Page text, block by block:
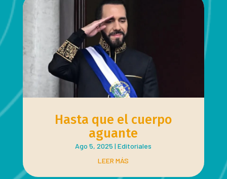
Hasta que el cuerpo
aguante
Ago 5, 2025 |Editoriales
LEER MÁS